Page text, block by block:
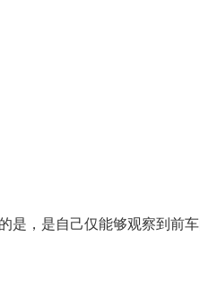
，是自己仅能够观察到前